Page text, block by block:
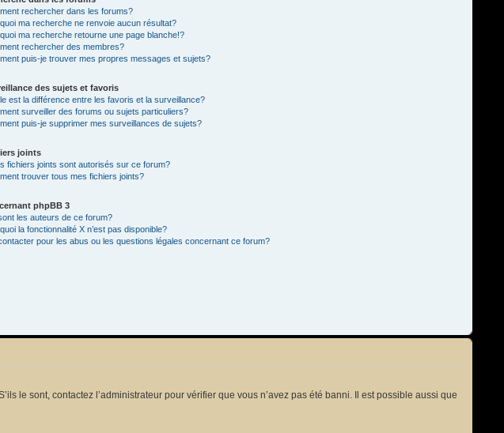
rechercher dans les forums?
ma recherche ne renvoie aucun résultat?
ma recherche retourne une page blanche!?
rechercher des membres?
puis-je trouver mes propres messages et sujets?
des sujets et favoris
est la différence entre les favoris et la surveillance?
surveiller des forums ou sujets particuliers?
puis-je supprimer mes surveillances de sujets?
joints
fichiers joints sont autorisés sur ce forum?
trouver tous mes fichiers joints?
phpBB 3
les auteurs de ce forum?
la fonctionnalité X n’est pas disponible?
pour les abus ou les questions légales concernant ce forum?
le sont, contactez l’administrateur pour vérifier que vous n’avez pas été banni. Il est possible aussi que